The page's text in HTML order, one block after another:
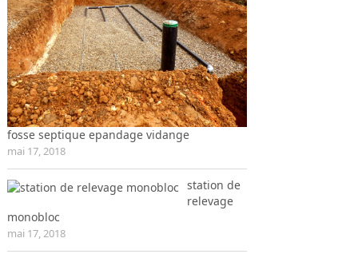
fosse septique epandage vidange
mai 17, 2018
station de
relevage
monobloc
mai 17, 2018